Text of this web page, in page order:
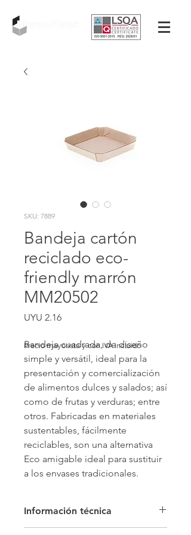
SKU: 7889
Bandeja cartón
reciclado eco-
friendly marrón
MM20502
UYU 2.16Price
Bandeja cuadrada, de diseño
simple y versátil, ideal para la
presentación y comercialización
de alimentos dulces y salados; así
como de frutas y verduras; entre
otros. Fabricadas en materiales
sustentables, fácilmente
reciclables, son una alternativa
Eco amigable ideal para sustituir
a los envases tradicionales.
Información técnica
Precio mayorista y con IVA incluido